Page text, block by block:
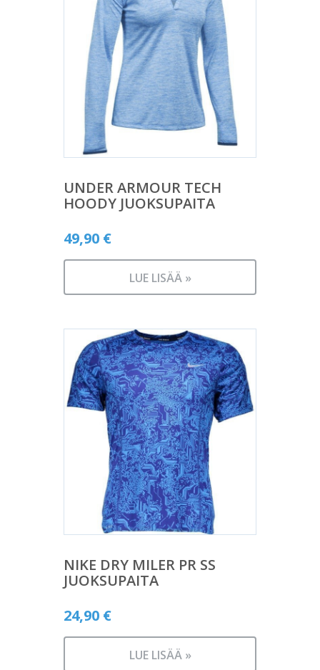
UNDER ARMOUR TECH
HOODY JUOKSUPAITA
49,90 €
LUE LISÄÄ »
NIKE DRY MILER PR SS
JUOKSUPAITA
24,90 €
LUE LISÄÄ »